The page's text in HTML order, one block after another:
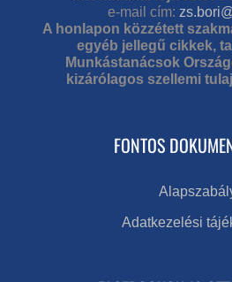
e-mail cím:
A honlapon közzétett
egyéb jellegű cikkek,
Munkástanácsok
kizárólagos szellemi
FONTOS
Adatkezelési